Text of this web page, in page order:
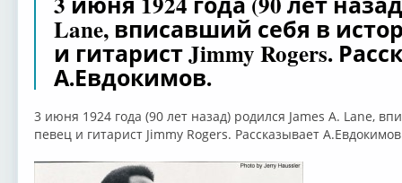
Lane, вписавший себя в
и гитарист Jimmy Rogers.
А.Евдокимов.
3 июня 1924 года (90 лет назад) родился James A. Lane,
певец и гитарист Jimmy Rogers. Рассказывает